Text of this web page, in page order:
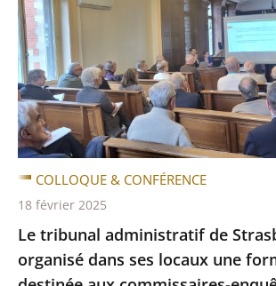
Le tribunal administratif de
organisé dans ses locaux une
COLLOQUE & CONFÉRENCE
18 février 2025